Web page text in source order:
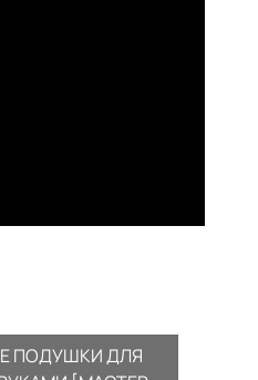
ПОДУШКИ ДЛЯ